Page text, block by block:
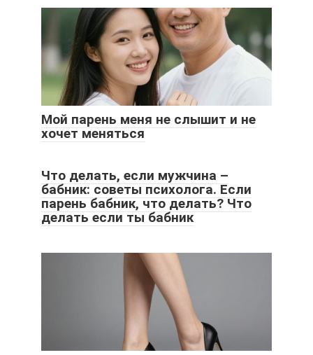
Мой парень меня не слышит и не
хочет меняться
Что делать, если мужчина –
бабник: советы психолога. Если
парень бабник, что делать? Что
делать если ты бабник